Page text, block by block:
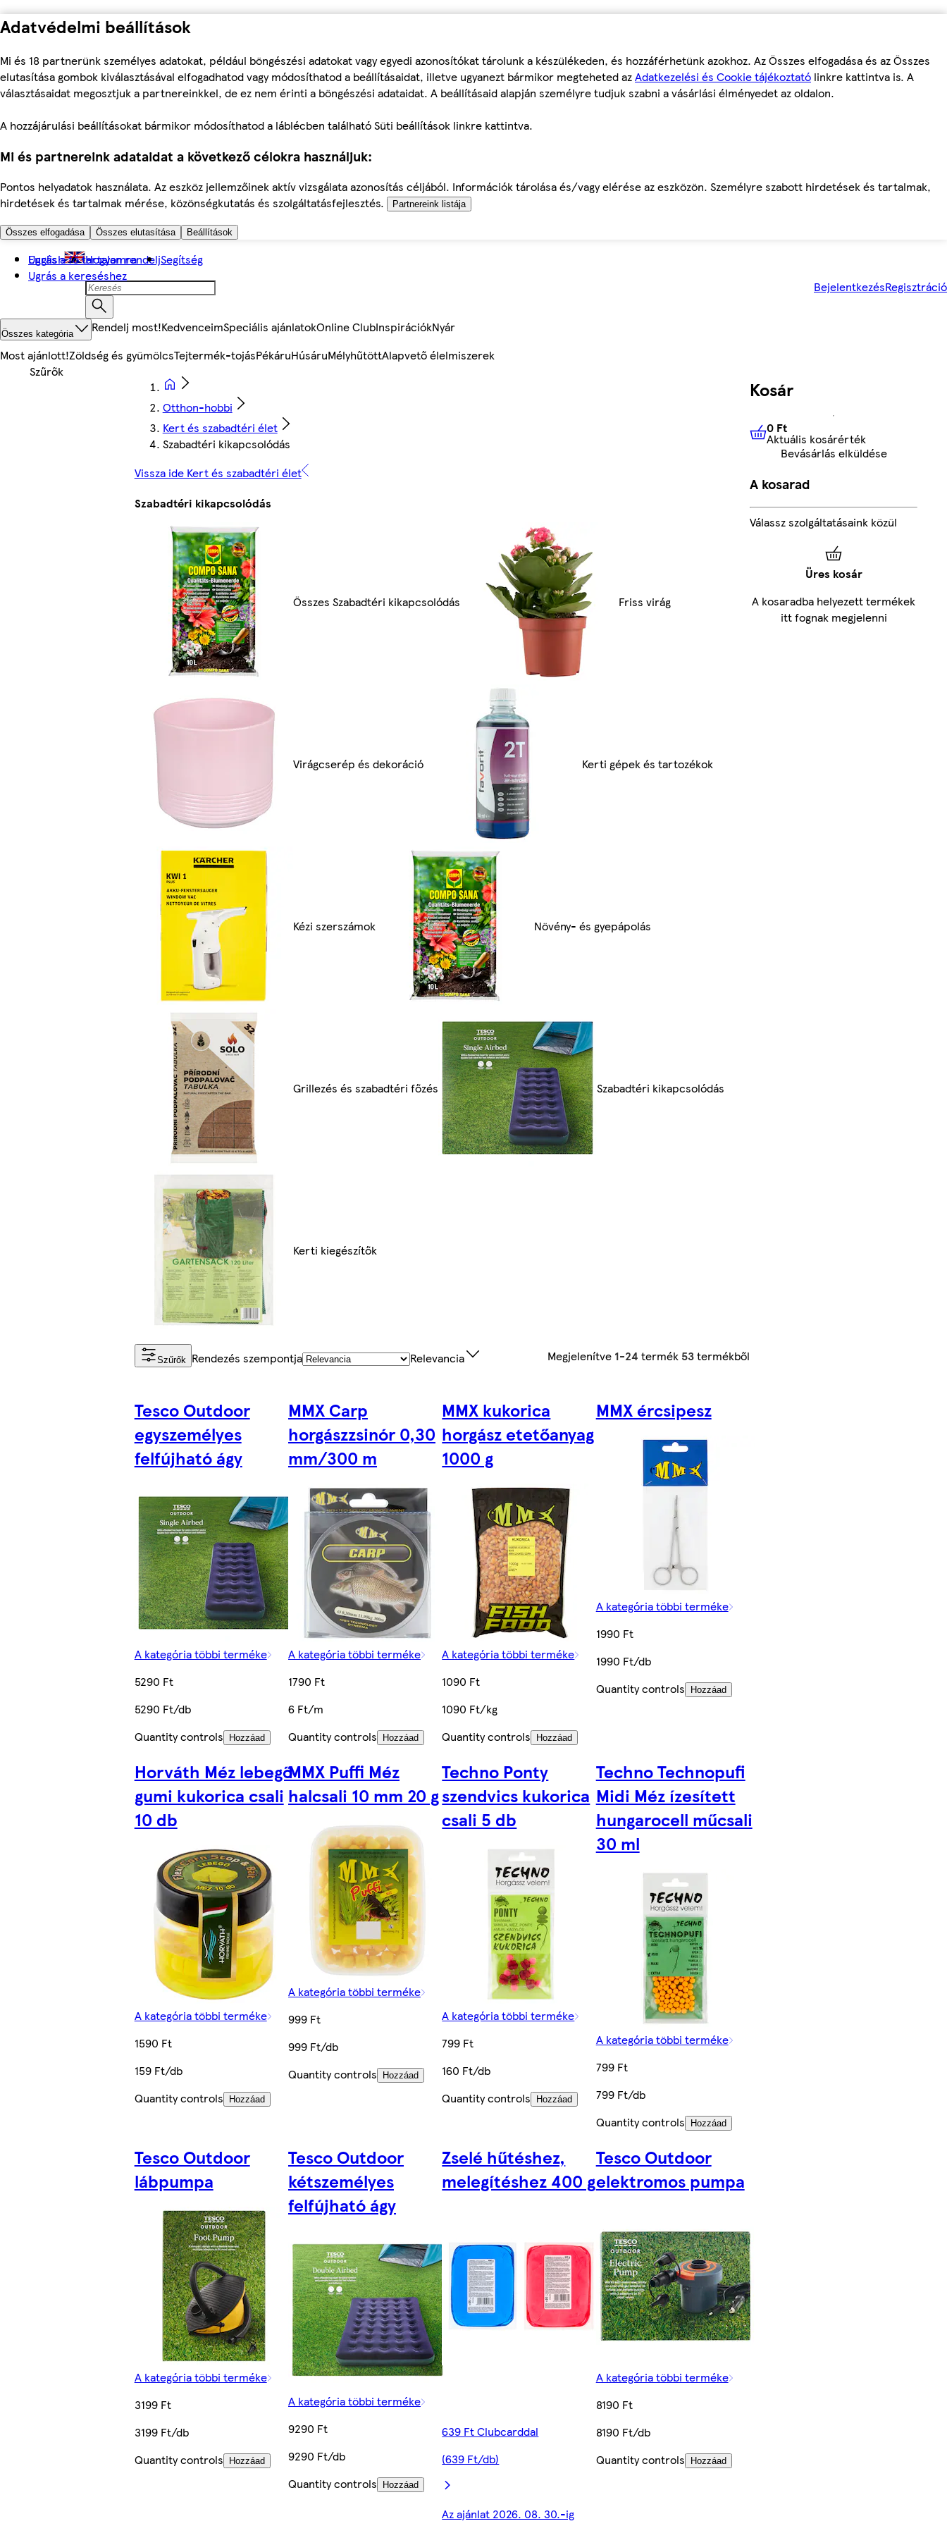
Adatvédelmi beállítások
Mi és 18 partnerünk személyes adatokat, például böngészési adatokat vagy egyedi azonosítókat tárolunk a készülékeden, és hozzáférhetünk azokhoz. Az Összes elfogadása és az Összes
elutasítása gombok kiválasztásával elfogadhatod vagy módosíthatod a beállításaidat, illetve ugyanezt bármikor megteheted azAdatkezelési és Cookie tájékoztató linkre kattintva is. A
választásaidat megosztjuk a partnereinkkel, de ez nem érinti a böngészési adataidat. A beállításaid alapján személyre tudjuk szabni a vásárlási élményedet az oldalon.
A hozzájárulási beállításokat bármikor módosíthatod a láblécben található Süti beállítások linkre kattintva.
Mi és partnereink adataidat a következő célokra használjuk:
Pontos helyadatok használata. Az eszköz jellemzőinek aktív vizsgálata azonosítás céljából. Információk tárolása és/vagy elérése az eszközön. Személyre szabott hirdetések és tartalmak,
hirdetések és tartalmak mérése, közönségkutatás és szolgáltatásfejlesztés.
Partnereink listája
Összes elfogadása Összes elutasítása Beállítások
Ugrás a fő tartalomra
Ugrás a kereséshez
English Hogyan rendeljSegítség
BejelentkezésRegisztráció
Összes kategória Rendelj most!KedvenceimSpeciális ajánlatokOnline ClubInspirációkNyár
Most ajánlott!Zöldség és gyümölcsTejtermék-tojásPékáruHúsáruMélyhűtöttAlapvető élelmiszerek
Otthon-hobbi
Kert és szabadtéri élet
Szabadtéri kikapcsolódás
Vissza ide Kert és szabadtéri élet
Szabadtéri kikapcsolódás
Összes Szabadtéri kikapcsolódás Friss virág
Virágcserép és dekoráció Kerti gépek és tartozékok
Kézi szerszámok Növény- és gyepápolás
Grillezés és szabadtéri főzés Szabadtéri kikapcsolódás
Kerti kiegészítők
Szűrők Rendezés szempontja Relevancia Megjelenítve 1-24 termék 53termékből
Tesco Outdoor
egyszemélyes
felfújható ágy
A kategória többi terméke
5290 Ft
5290 Ft/db
Quantity controls
Hozzáad
MMX Carp
horgászzsinór 0,30
mm/300 m
A kategória többi terméke
1790 Ft
6 Ft/m
Quantity controls
Hozzáad
MMX kukorica
horgász etetőanyag
1000 g
A kategória többi terméke
1090 Ft
1090 Ft/kg
Quantity controls
Hozzáad
MMX ércsipesz
A kategória többi terméke
1990 Ft
1990 Ft/db
Quantity controls
Hozzáad
Horváth Méz lebegő
gumi kukorica csali
10 db
A kategória többi terméke
1590 Ft
159 Ft/db
Quantity controls
Hozzáad
MMX Puffi Méz
halcsali 10 mm 20 g
A kategória többi terméke
999 Ft
999 Ft/db
Quantity controls
Hozzáad
Techno Ponty
szendvics kukorica
csali 5 db
A kategória többi terméke
799 Ft
160 Ft/db
Quantity controls
Hozzáad
Techno Technopufi
Midi Méz ízesített
hungarocell műcsali
30 ml
A kategória többi terméke
799 Ft
799 Ft/db
Quantity controls
Hozzáad
Tesco Outdoor
lábpumpa
A kategória többi terméke
3199 Ft
3199 Ft/db
Quantity controls
Hozzáad
Tesco Outdoor
kétszemélyes
felfújható ágy
A kategória többi terméke
9290 Ft
9290 Ft/db
Quantity controls Hozzáad
Zselé hűtéshez,
melegítéshez 400 g
639 Ft Clubcarddal
(639 Ft/db)
Az ajánlat 2026. 08. 30.-ig
Tesco Outdoor
elektromos pumpa
A kategória többi terméke
8190 Ft
8190 Ft/db
Quantity controls
Hozzáad
Kosár
0 FtAktuális kosárérték
0 Ft
Aktuális kosárérték
Bevásárlás elküldése
A kosarad
Válassz szolgáltatásaink közül
Üres kosár
A kosaradba helyezett termékek
itt fognak megjelenni